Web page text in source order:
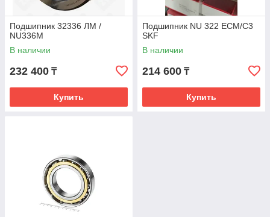
Подшипник 32336 ЛМ /
NU336M
В наличии
232 400 ₸
Купить
Подшипник NU 322 ECM/C3
SKF
В наличии
214 600 ₸
Купить